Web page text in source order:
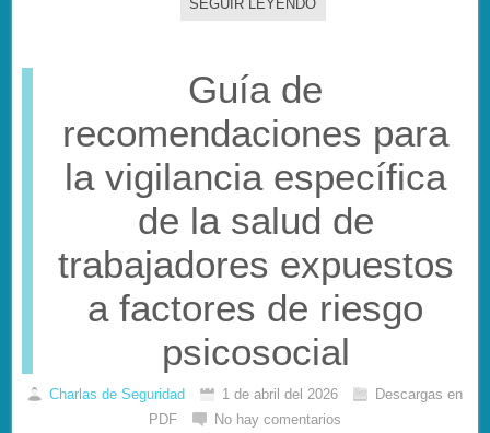
SEGUIR LEYENDO
Guía de
recomendaciones para
la vigilancia específica
de la salud de
trabajadores expuestos
a factores de riesgo
psicosocial
Charlas de Seguridad 1 de abril del 2026
Descargas en
PDF
No hay comentarios